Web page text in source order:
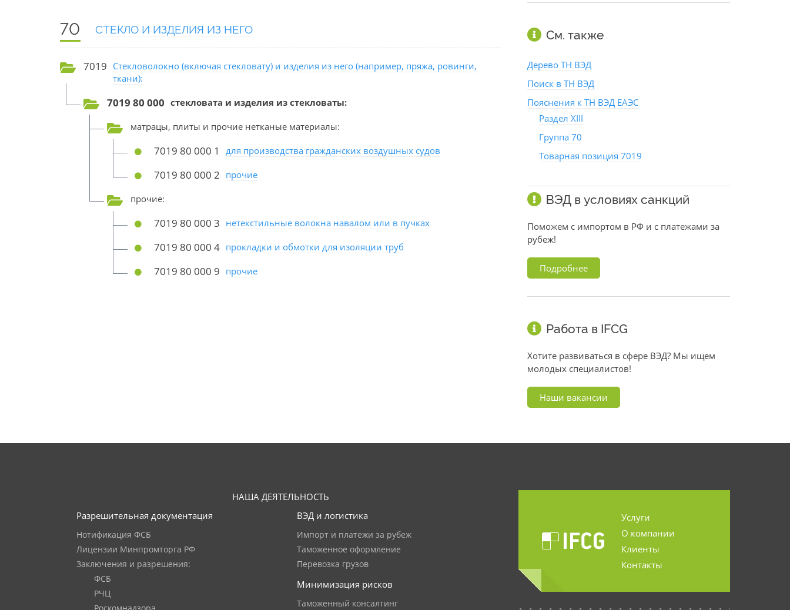
70 СТЕКЛО И ИЗДЕЛИЯ ИЗ НЕГО
7019 Стекловолокно (включая стекловату) и изделия из него (например, пряжа, ровинги,
ткани):
7019 80 000 стекловата и изделия из стекловаты:
матрацы, плиты и прочие нетканые материалы:
7019 80 000 1 для производства гражданских воздушных судов
7019 80 000 2 прочие
прочие:
7019 80 000 3 нетекстильные волокна навалом или в пучках
7019 80 000 4 прокладки и обмотки для изоляции труб
7019 80 000 9 прочие
См. также
Дерево ТН ВЭД
Поиск в ТН ВЭД
Пояснения к ТН ВЭД ЕАЭС
Раздел XIII
Группа 70
Товарная позиция 7019
ВЭД в условиях санкций
Поможем с импортом в РФ и с платежами за
рубеж!
Подробнее
Работа в IFCG
Хотите развиваться в сфере ВЭД? Мы ищем
молодых специалистов!
Наши вакансии
НАША ДЕЯТЕЛЬНОСТЬ
Разрешительная документация
Нотификация ФСБ
Лицензии Минпромторга РФ
Заключения и разрешения:
ФСБ
РЧЦ
ВЭД и логистика
Импорт и платежи за рубеж
Таможенное оформление
Перевозка грузов
Минимизация рисков
Таможенный консалтинг
Услуги
О компании
Клиенты
Контакты